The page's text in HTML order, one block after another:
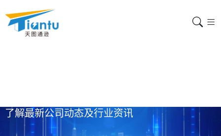
了解最新公司动态及行业资讯